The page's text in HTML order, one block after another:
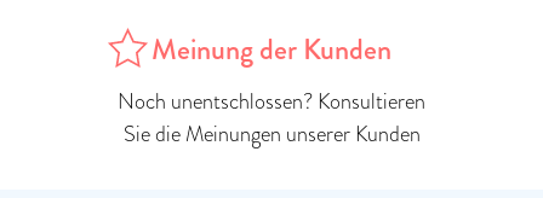
Meinung der Kunden
Noch unentschlossen? Konsultieren
Sie die Meinungen unserer Kunden